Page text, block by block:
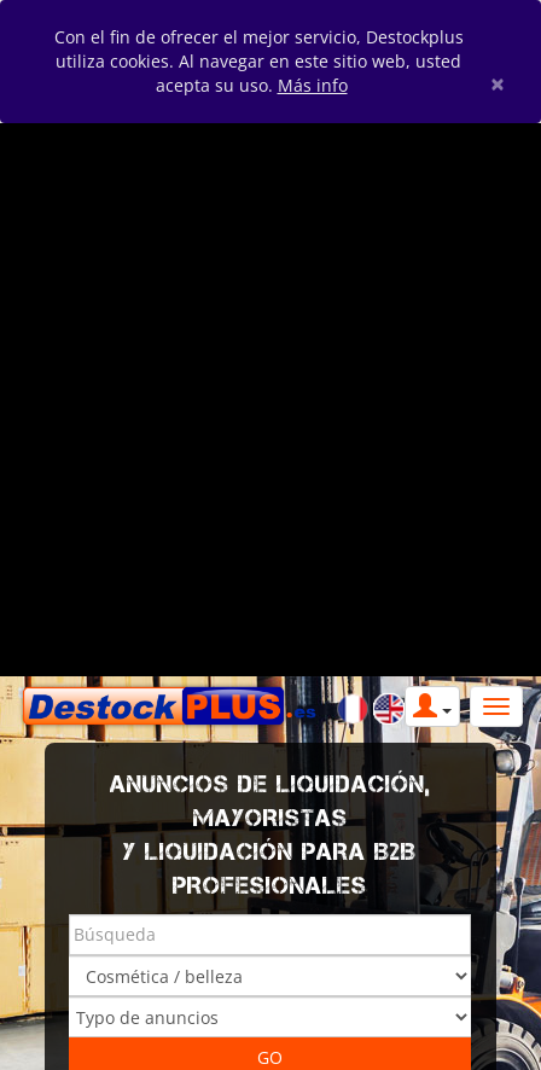
Con el fin de ofrecer el mejor servicio, Destockplus
utiliza cookies. Al navegar en este sitio web, usted
acepta su uso. Más info ×
ANUNCIOS DE LIQUIDACIÓN,
MAYORISTAS
Y LIQUIDACIÓN PARA B2B
PROFESIONALES